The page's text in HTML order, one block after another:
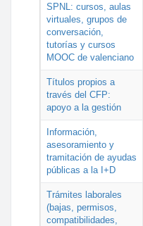
SPNL: cursos, aulas
virtuales, grupos de
conversación,
tutorías y cursos
MOOC de valenciano
Títulos propios a
través del CFP:
apoyo a la gestión
Información,
asesoramiento y
tramitación de ayudas
públicas a la I+D
Trámites laborales
(bajas, permisos,
compatibilidades,